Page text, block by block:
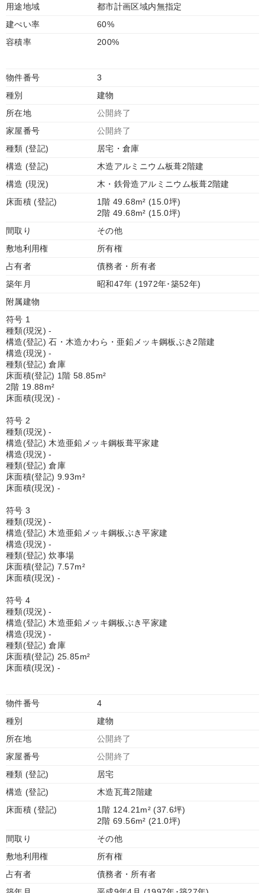
用途地域
都市計画区域内無指定
建ぺい率
60%
容積率
200%
物件番号
3
種別
建物
所在地
公開終了
家屋番号
公開終了
種類 (登記)
居宅・倉庫
構造 (登記)
木造アルミニウム板葺2階建
構造 (現況)
木・鉄骨造アルミニウム板葺2階建
床面積 (登記)
1階 49.68m² (15.0坪)
2階 49.68m² (15.0坪)
間取り
その他
敷地利用権
所有権
占有者
債務者・所有者
築年月
昭和47年 (1972年･築52年)
附属建物
符号 1
種類(現況) -
構造(登記) 石・木造かわら・亜鉛メッキ鋼板ぶき2階建
構造(現況) -
種類(登記) 倉庫
床面積(登記) 1階 58.85m²
2階 19.88m²
床面積(現況) -
符号 2
種類(現況) -
構造(登記) 木造亜鉛メッキ鋼板葺平家建
構造(現況) -
種類(登記) 倉庫
床面積(登記) 9.93m²
床面積(現況) -
符号 3
種類(現況) -
構造(登記) 木造亜鉛メッキ鋼板ぶき平家建
構造(現況) -
種類(登記) 炊事場
床面積(登記) 7.57m²
床面積(現況) -
符号 4
種類(現況) -
構造(登記) 木造亜鉛メッキ鋼板ぶき平家建
構造(現況) -
種類(登記) 倉庫
床面積(登記) 25.85m²
床面積(現況) -
物件番号
4
種別
建物
所在地
公開終了
家屋番号
公開終了
種類 (登記)
居宅
構造 (登記)
木造瓦葺2階建
床面積 (登記)
1階 124.21m² (37.6坪)
2階 69.56m² (21.0坪)
間取り
その他
敷地利用権
所有権
占有者
債務者・所有者